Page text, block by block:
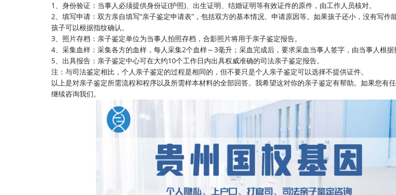
1、身份验证：当事人必须提供身份证(护照)、出生证明、结婚证明等有效证件的原件，由工作人员核对。
2、填写申请：双方亲自填写“亲子鉴定申请表”，包括双方的基本情况、申请原因等。如果孩子还小，没有写作
孩子可以根据指纹确认。
3、照片存档：亲子鉴定单位为当事人拍照存档，合影照片将用于亲子鉴定报告。
4、采集血样：采集各方的血样，每人采集2个血样～3毫升；采血完成后，要求采血当事人签字，由当事人根据
5、出具报告：亲子鉴定中心可在大约10个工作日内出具权威准确的司法亲子鉴定报告。
注：与司法鉴定相比，个人亲子鉴定的过程是相同的，但不要只是个人亲子鉴定可以选择不提供证件。
以上是对亲子鉴定所需流程和程序以及所需样本材料的全部回答。我希望这对你的亲子鉴定有帮助。如果您有
继续咨询我们。